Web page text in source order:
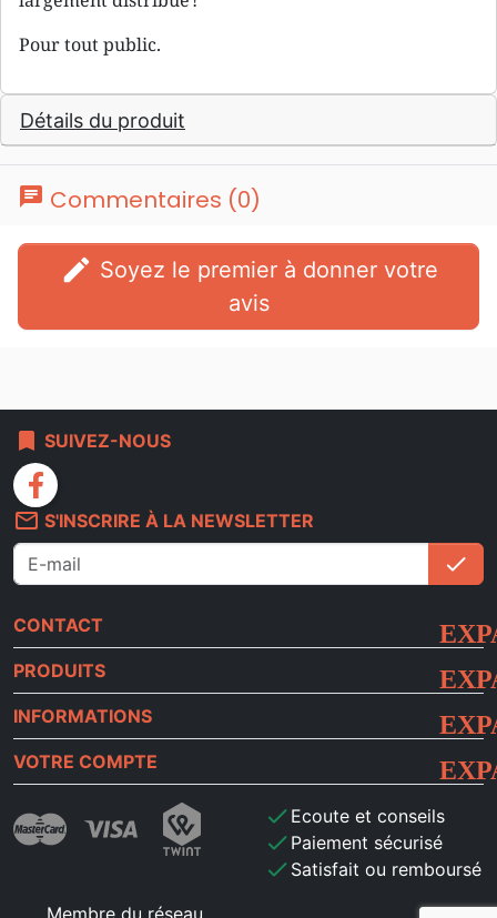
Pour tout public.
Détails du produit
chat Commentaires (0)
edit
avis
bookmark SUIVEZ-NOUS
facebook
mail_outline S'INSCRIRE À LA NEWSLETTER
check
CONTACT
PRODUITS
INFORMATIONS
VOTRE COMPTE
check Ecoute et conseils
check Paiement sécurisé
check Satisfait ou remboursé
Membre du réseau